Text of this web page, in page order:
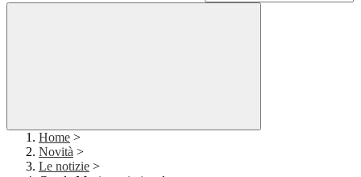
Home >
Novità >
Le notizie >